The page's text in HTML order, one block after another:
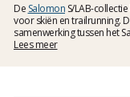
De Salomon S/LAB-
voor skiën en trailrunning.
samenwerking tussen het
voldoen aan de eisen van
Lees meer